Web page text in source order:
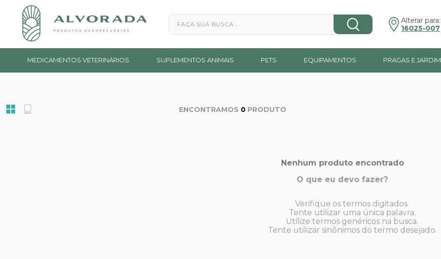
Faça sua busca...
Alterar para:
16025-007
MEDICAMENTOS VETERINÁRIOS SUPLEMENTOS ANIMAIS PETS EQUIPAMENTOS PRAGAS E JARDIM
0 PRODUTO
Nenhum produto encontrado
O que eu devo fazer?
Verifique os termos digitados.
Tente utilizar uma única palavra.
Utilize termos genéricos na busca.
Tente utilizar sinônimos do termo desejado.